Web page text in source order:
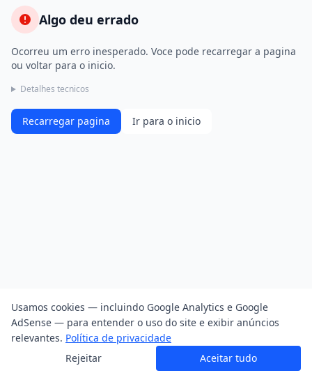
Algo deu errado
Ocorreu um erro inesperado. Voce pode recarregar a pagina
ou voltar para o inicio.
Detalhes tecnicos
Recarregar pagina Ir para o inicio
Usamos cookies — incluindo Google Analytics e Google
AdSense — para entender o uso do site e exibir anúncios
relevantes. Política de privacidade
Rejeitar
Aceitar tudo